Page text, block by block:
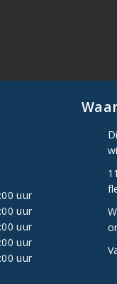
uur
uur
uur
uur
uur